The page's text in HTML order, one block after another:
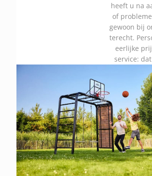
heeft u na
of
gewoon bij
terecht.
eerlijke
service: